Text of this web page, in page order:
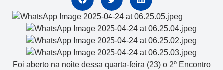
Foi aberto na noite dessa quarta-feira (23) o 2º Encontro